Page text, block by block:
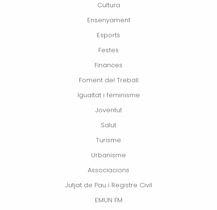
Cultura
Ensenyament
Esports
Festes
Finances
Foment del Treball
Igualtat i feminisme
Joventut
Salut
Turisme
Urbanisme
Associacions
Jutjat de Pau i Registre Civil
EMUN FM